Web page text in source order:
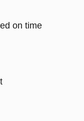
on time